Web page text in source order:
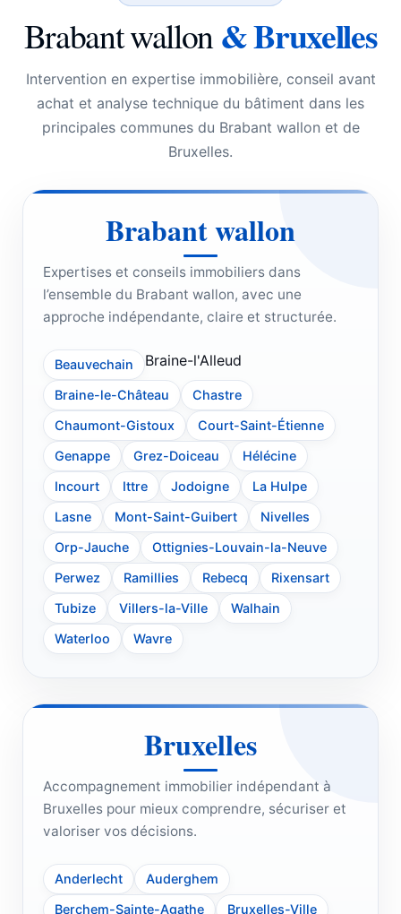
Brabant wallon& Bruxelles
Intervention en expertise immobilière, conseil avant
achat et analyse technique du bâtiment dans les
principales communes du Brabant wallon et de
Bruxelles.
Brabant wallon
Expertises et conseils immobiliers dans
l’ensemble du Brabant wallon, avec une
approche indépendante, claire et structurée.
Beauvechain Braine-l'Alleud
Braine-le-Château
Chastre
Chaumont-Gistoux
Court-Saint-Étienne
Genappe
Grez-Doiceau
Hélécine
Incourt
Ittre Jodoigne
La Hulpe
Lasne
Mont-Saint-Guibert
Nivelles
Orp-Jauche
Ottignies-Louvain-la-Neuve
Perwez
Ramillies Rebecq
Rixensart
Tubize
Villers-la-Ville
Walhain
Waterloo
Wavre
Bruxelles
Accompagnement immobilier indépendant à
Bruxelles pour mieux comprendre, sécuriser et
valoriser vos décisions.
Anderlecht
Auderghem
Berchem-Sainte-Agathe
Bruxelles-Ville